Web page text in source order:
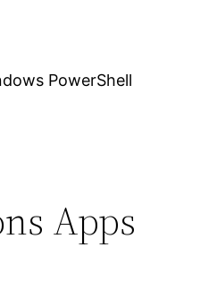
PowerShell
Apps